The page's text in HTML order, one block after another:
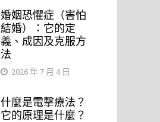
婚姻恐懼症（害怕
結婚）：它的定
義、成因及克服方
法
2026 年 7 月 4 日
什麼是電擊療法？
它的原理是什麼？